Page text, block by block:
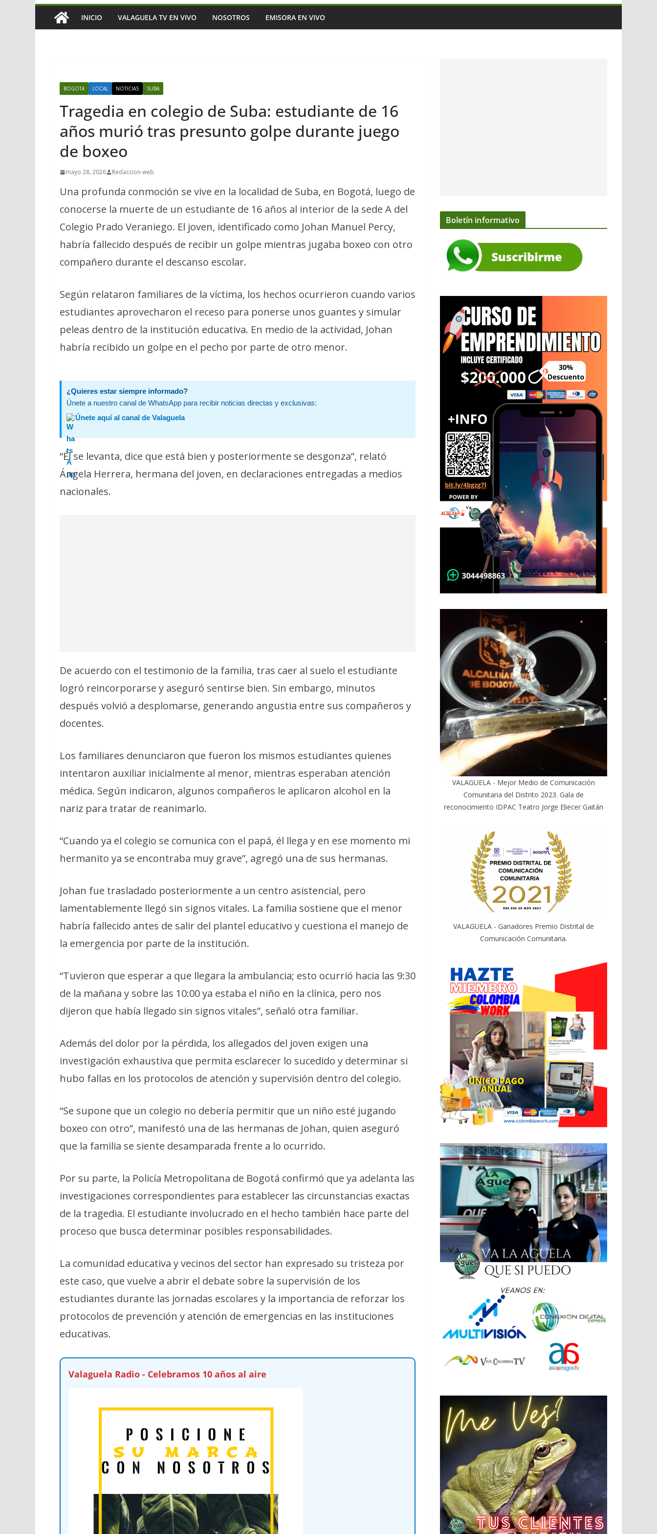
INICIO VALAGUELA TV EN VIVO NOSOTROS EMISORA EN VIVO
BOGOTA LOCAL NOTICIAS SUBA
Tragedia en colegio de Suba: estudiante de 16
años murió tras presunto golpe durante juego
de boxeo
mayo 28, 2026 Redaccion web
Una profunda conmoción se vive en la localidad de Suba, en Bogotá, luego de
conocerse la muerte de un estudiante de 16 años al interior de la sede A del
Colegio Prado Veraniego. El joven, identificado como Johan Manuel Percy,
habría fallecido después de recibir un golpe mientras jugaba boxeo con otro
compañero durante el descanso escolar.
Según relataron familiares de la víctima, los hechos ocurrieron cuando varios
estudiantes aprovecharon el receso para ponerse unos guantes y simular
peleas dentro de la institución educativa. En medio de la actividad, Johan
habría recibido un golpe en el pecho por parte de otro menor.
¿Quieres estar siempre informado?
Únete a nuestro canal de WhatsApp para recibir noticias directas y exclusivas:
Únete aquí al canal de Valaguela
“Él se levanta, dice que está bien y posteriormente se desgonza”, relató
Ángela Herrera, hermana del joven, en declaraciones entregadas a medios
nacionales.
De acuerdo con el testimonio de la familia, tras caer al suelo el estudiante
logró reincorporarse y aseguró sentirse bien. Sin embargo, minutos
después volvió a desplomarse, generando angustia entre sus compañeros y
docentes.
Los familiares denunciaron que fueron los mismos estudiantes quienes
intentaron auxiliar inicialmente al menor, mientras esperaban atención
médica. Según indicaron, algunos compañeros le aplicaron alcohol en la
nariz para tratar de reanimarlo.
“Cuando ya el colegio se comunica con el papá, él llega y en ese momento mi
hermanito ya se encontraba muy grave”, agregó una de sus hermanas.
Johan fue trasladado posteriormente a un centro asistencial, pero
lamentablemente llegó sin signos vitales. La familia sostiene que el menor
habría fallecido antes de salir del plantel educativo y cuestiona el manejo de
la emergencia por parte de la institución.
“Tuvieron que esperar a que llegara la ambulancia; esto ocurrió hacia las 9:30
de la mañana y sobre las 10:00 ya estaba el niño en la clínica, pero nos
dijeron que había llegado sin signos vitales”, señaló otra familiar.
Además del dolor por la pérdida, los allegados del joven exigen una
investigación exhaustiva que permita esclarecer lo sucedido y determinar si
hubo fallas en los protocolos de atención y supervisión dentro del colegio.
“Se supone que un colegio no debería permitir que un niño esté jugando
boxeo con otro”, manifestó una de las hermanas de Johan, quien aseguró
que la familia se siente desamparada frente a lo ocurrido.
Por su parte, la Policía Metropolitana de Bogotá confirmó que ya adelanta las
investigaciones correspondientes para establecer las circunstancias exactas
de la tragedia. El estudiante involucrado en el hecho también hace parte del
proceso que busca determinar posibles responsabilidades.
La comunidad educativa y vecinos del sector han expresado su tristeza por
este caso, que vuelve a abrir el debate sobre la supervisión de los
estudiantes durante las jornadas escolares y la importancia de reforzar los
protocolos de prevención y atención de emergencias en las instituciones
educativas.
Valaguela Radio - Celebramos 10 años al aire
Boletín informativo
VALAGUELA - Mejor Medio de Comunicación
Comunitaria del Distrito 2023. Gala de
reconocimiento IDPAC Teatro Jorge Eliecer Gaitán
VALAGUELA - Ganadores Premio Distrital de
Comunicación Comunitaria.